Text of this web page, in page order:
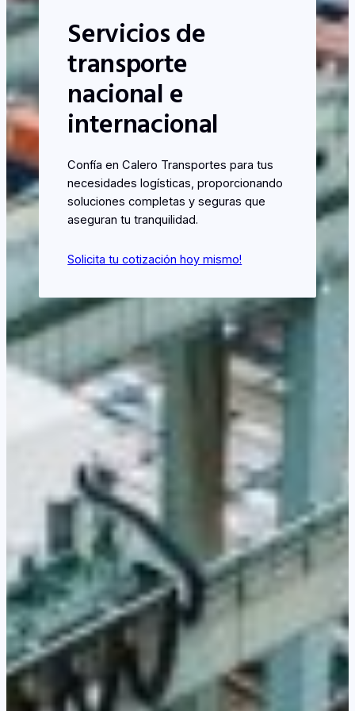
Servicios de
transporte
nacional e
internacional
Confía en Calero Transportes para tus
necesidades logísticas, proporcionando
soluciones completas y seguras que
aseguran tu tranquilidad.
Solicita tu cotización hoy mismo!